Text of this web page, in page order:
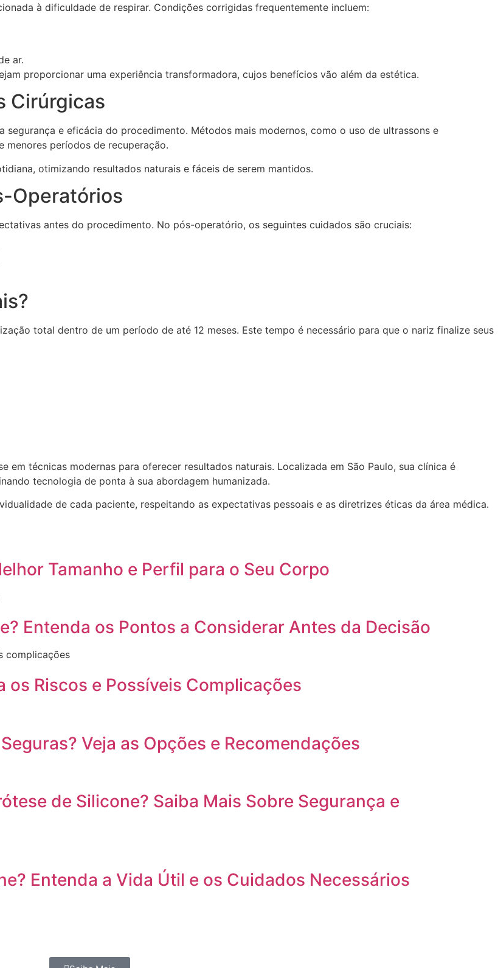
à dificuldade de respirar. Condições corrigidas frequentemente incluem:
ar.
proporcionar uma experiência transformadora, cujos benefícios vão além da estética.
Cirúrgicas
e eficácia do procedimento. Métodos mais modernos, como o uso de ultrassons e
períodos de recuperação.
otimizando resultados naturais e fáceis de serem mantidos.
Operatórios
antes do procedimento. No pós-operatório, os seguintes cuidados são cruciais:
total dentro de um período de até 12 meses. Este tempo é necessário para que o nariz finalize seus
em técnicas modernas para oferecer resultados naturais. Localizada em São Paulo, sua clínica é
tecnologia de ponta à sua abordagem humanizada.
de cada paciente, respeitando as expectativas pessoais e as diretrizes éticas da área médica.
Tamanho e Perfil para o Seu Corpo
Entenda os Pontos a Considerar Antes da Decisão
complicações
os Riscos e Possíveis Complicações
Veja as Opções e Recomendações
de Silicone? Saiba Mais Sobre Segurança e
Entenda a Vida Útil e os Cuidados Necessários